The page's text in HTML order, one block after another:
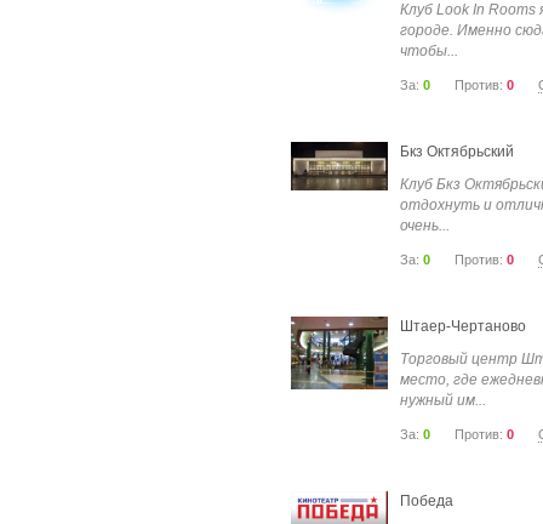
Клуб Look In Rooms
городе. Именно
чтобы...
За: 0 Против: 0
Бкз Октябрьский
Клуб Бкз
отдохнуть и
очень...
За: 0 Против: 0
Штаер-Чертаново
Торговый центр
место, где
нужный им...
За: 0 Против: 0
Победа